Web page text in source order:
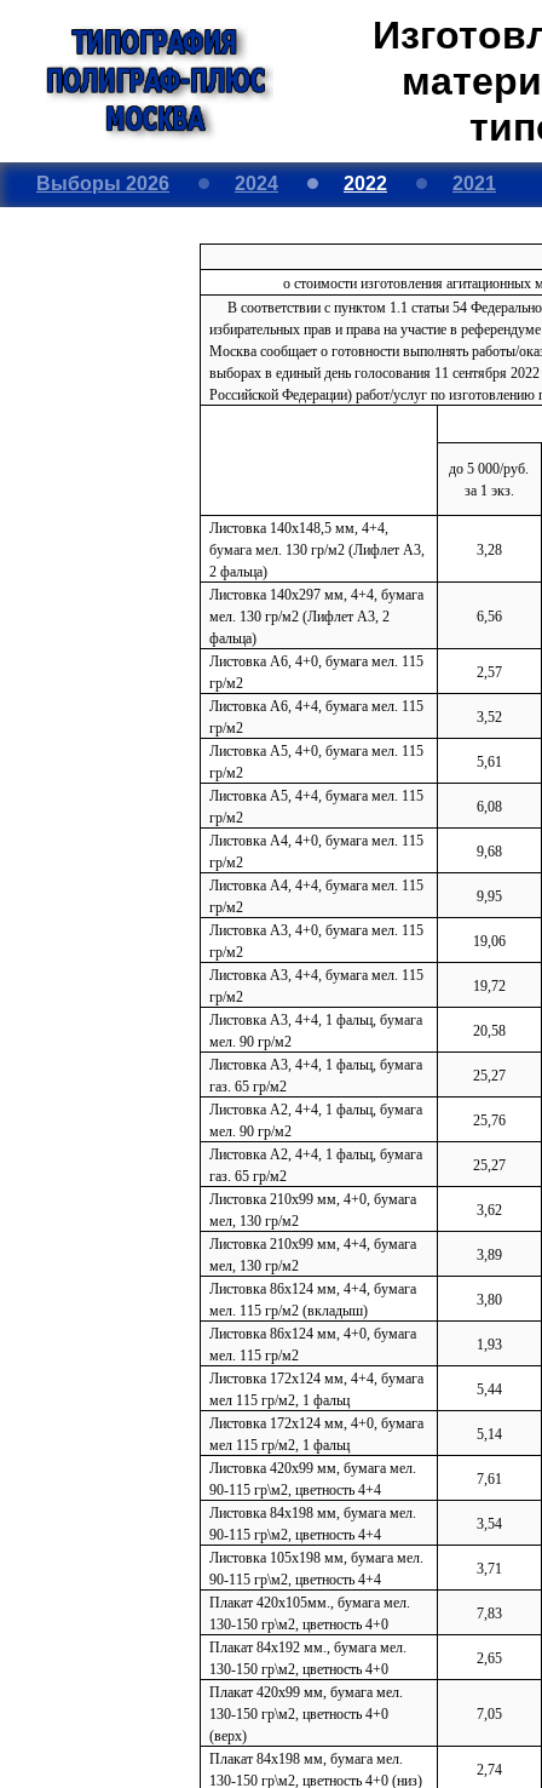
Выборы 2026 2024 2022 2021
о стоимости изготовления
В соответствии с пунктом 1.1 статьи 54
избирательных прав и права на участие в
Москва сообщает о готовности выполнять работы/
выборах в единый день голосования 11 сентября
Российской Федерации) работ/услуг по
до 5 000/руб.
за 1 экз.
Листовка 140х148,5 мм, 4+4,
бумага мел. 130 гр/м2 (Лифлет А3,
2 фальца)
3,28
Листовка 140х297 мм, 4+4, бумага
мел. 130 гр/м2 (Лифлет А3, 2
фальца)
6,56
Листовка А6, 4+0, бумага мел. 115
гр/м2
2,57
Листовка А6, 4+4, бумага мел. 115
гр/м2
3,52
Листовка А5, 4+0, бумага мел. 115
гр/м2
5,61
Листовка А5, 4+4, бумага мел. 115
гр/м2
6,08
Листовка А4, 4+0, бумага мел. 115
гр/м2
9,68
Листовка А4, 4+4, бумага мел. 115
гр/м2
9,95
Листовка А3, 4+0, бумага мел. 115
гр/м2
19,06
Листовка А3, 4+4, бумага мел. 115
гр/м2
19,72
Листовка А3, 4+4, 1 фальц, бумага
мел. 90 гр/м2
20,58
Листовка А3, 4+4, 1 фальц, бумага
газ. 65 гр/м2
25,27
Листовка А2, 4+4, 1 фальц, бумага
мел. 90 гр/м2
25,76
Листовка А2, 4+4, 1 фальц, бумага
газ. 65 гр/м2
25,27
Листовка 210х99 мм, 4+0, бумага
мел, 130 гр/м2
3,62
Листовка 210х99 мм, 4+4, бумага
мел, 130 гр/м2
3,89
Листовка 86х124 мм, 4+4, бумага
мел. 115 гр/м2 (вкладыш)
3,80
Листовка 86х124 мм, 4+0, бумага
мел. 115 гр/м2
1,93
Листовка 172х124 мм, 4+4, бумага
мел 115 гр/м2, 1 фальц
5,44
Листовка 172х124 мм, 4+0, бумага
мел 115 гр/м2, 1 фальц
5,14
Листовка 420х99 мм, бумага мел.
90-115 гр\м2, цветность 4+4
7,61
Листовка 84х198 мм, бумага мел.
90-115 гр\м2, цветность 4+4
3,54
Листовка 105х198 мм, бумага мел.
90-115 гр\м2, цветность 4+4
3,71
Плакат 420х105мм., бумага мел.
130-150 гр\м2, цветность 4+0
7,83
Плакат 84х192 мм., бумага мел.
130-150 гр\м2, цветность 4+0
2,65
Плакат 420х99 мм, бумага мел.
130-150 гр\м2, цветность 4+0
(верх)
7,05
Плакат 84х198 мм, бумага мел.
130-150 гр\м2, цветность 4+0 (низ)
2,74